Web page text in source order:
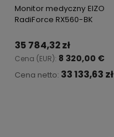
Monitor medyczny EIZO
RadiForce RX560-BK
35 784,32 zł
Cena (EUR): 8 320,00 €
Cena netto: 33 133,63 zł